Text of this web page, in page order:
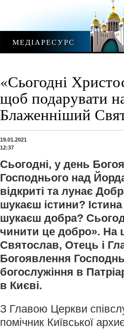
МЕДІАРЕСУРС
«Сьогодні
щоб подарувати
Блаженніший
19.01.2021
12:37
Сьогодні, у день
Господнього над
відкриті та лунає
шукаєш істини?
шукаєш добра?
чинити це добро». На
Святослав, Отець і
Богоявлення
богослужіння в
в Києві.
З Главою Церкви
помічник Київської